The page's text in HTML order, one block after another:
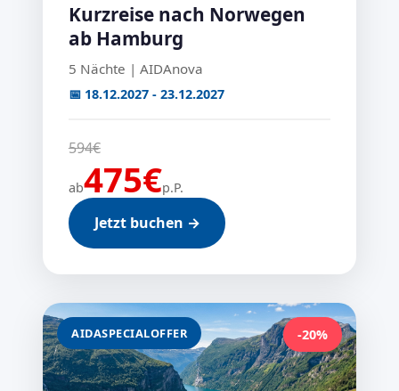
Kurzreise nach Norwegen
ab Hamburg
5 Nächte | AIDAnova
📅 18.12.2027 - 23.12.2027
594€
ab475€p.P.
Jetzt buchen →
AIDASPECIALOFFER -20%